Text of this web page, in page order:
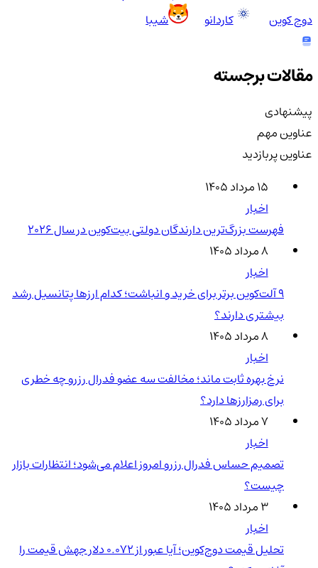
دوج کوین
کاردانو شیبا
مقالات برجسته
پیشنهادی
عناوین مهم
عناوین پربازدید
۱۵ مرداد ۱۴۰۵
اخبار
فهرست بزرگ‌ترین دارندگان دولتی بیت‌کوین در سال 2026
۸ مرداد ۱۴۰۵
اخبار
۹ آلت‌کوین برتر برای خرید و انباشت؛ کدام ارزها پتانسیل رشد
بیشتری دارند؟
۸ مرداد ۱۴۰۵
اخبار
نرخ بهره ثابت ماند؛ مخالفت سه عضو فدرال رزرو چه خطری
برای رمزارزها دارد؟
۷ مرداد ۱۴۰۵
اخبار
تصمیم حساس فدرال رزرو امروز اعلام می‌شود؛ انتظارات بازار
چیست؟
۳ مرداد ۱۴۰۵
اخبار
تحلیل قیمت دوج‌کوین؛ آیا عبور از ۰.۰۷۲ دلار جهش قیمت را